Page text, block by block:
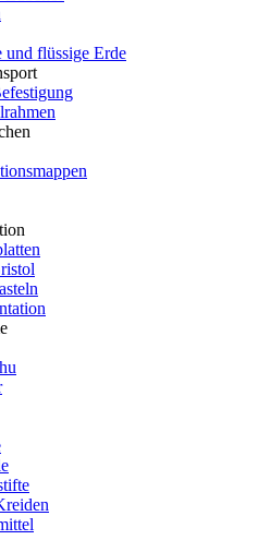
und flüssige Erde